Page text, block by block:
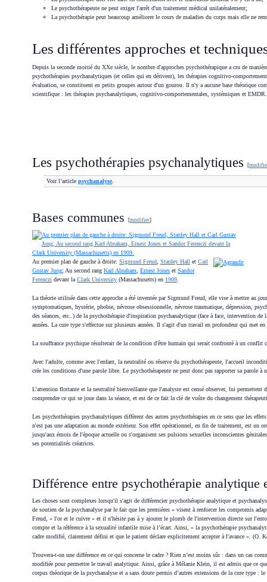
Le psychothérapeute ne peut exiger l'arrêt d'un traitement médical unilatéralement;
La psychothérapie peut beaucoup améliorer le cours de maladies du corps mais elle ne
Les différentes approches et
Depuis la seconde moitié du XXe siècle, le nombre d'approches psychothérapique a cru de
psychothérapies psychanalytiques (et celles qui en dérivent), les thérapies cognitivo-
évaluation, se constituent en petits groupes autour d'un gourou. Il n'y a aucune base théorique
scientifique : les thérapies psychanalytiques, cognitivo-comportementales, systémiques et EMDR.
Les psychothérapies psychanalytiques [
Voir l’article psychanalyse.
Bases communes [modifier]
Au premier plan de gauche à droite: Sigmund Freud Stanley Hall et Carl
Gustav Jung; Au second rang Karl Abraham Ernest Jones et Sandor
Ferenczi devant la Clark University (Massachusetts) en 1909
La théorie utilisée dans cette approche a été inventée par Sigmund Freud, elle vise à mettre au
symptomatiques, hystérie, phobie, névrose obsessionnelle, névrose traumatique, dépression,
des séances, etc..) de la psychothérapie d'inspiration psychanalytique (face à face, intervention
années. La cure type s'effectue sur plusieurs années. Il s'agit d'un travail en profondeur qui met
La souffrance psychique résulterait de la condition d'être humain qui serait confronté à un
Avec l'adulte, comme avec l'enfant, la neutralité ou réserve du psychothérapeute, l'accueil
crée les conditions d'une parole libre. Le psychothérapeute ne peut donc pas rapporter sa
L'attention flottante et la neutralité bienveillante que l'analyste est censé observer, lui
comprendre ce qui se joue dans la séance, et est de ce fait la clé de voûte du changement
Les psychothérapies psychanalytiques diffèrent des autres psychothérapies en ce sens que les
n'est pas une adaptation au monde extérieur. Son effet opérationnel, en fin de traitement, est un
jusqu'aux émois de l'époque actuelle ou s'organisent ses pulsions sexuelles inconscientes
ses potentialités créatrices.
Différence entre psychothérapie analytique
Les choses sont complexes lorsqu'il s'agit de différencier psychothérapie analytique et
de soutien de la psychanalyse par le fait que les premières « visent à renforcer les compromis
Freud, « l'or et le cuivre » et il n'hésite pas à y ajouter le plomb de l'intervention directe sur
compte et la référence à la sexualité infantile mise à l’écart. Ainsi, « la psychothérapie
cadre modifié, clairement défini et que le patient déclare explicitement accepter à l'avance ». (O.
Trouvera-t-on une différence en ce qui concerne le cadre ? Rien n’est moins sûr : dans un cas
modifiée pour permettre le travail analytique. Ainsi, grâce à Mélanie Klein, il est admis que ce
corpus théorique de la psychanalyse et a sans doute permis d’autres extensions de la cure type